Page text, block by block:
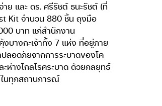
ย และ ดร. ศรีรัชต์ ธนะรัชต์ (ที่
Kit จำนวน 880 ชิ้น ถุงมือ
บาท แก่สำนักงาน
บางกะเจ้าทั้ง 7 แห่ง ที่อยู่ภาย
ลอดภัยจากการระบาดของโค
ห่างไกลโรคระบาด ด้วยกลยุทธ์
นทุกสถานการณ์